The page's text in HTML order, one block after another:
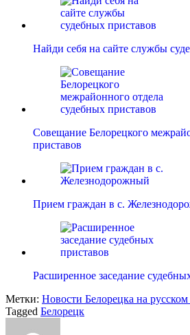
Найди себя на сайте службы
Совещание Белорецкого
приставов
Прием граждан в с.
Расширенное заседание
Метки: Новости Белорецка на русском
Tagged Белорецк